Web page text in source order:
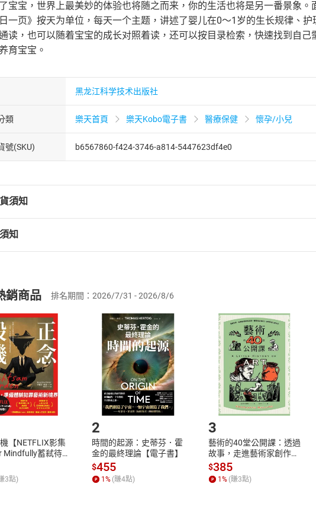
宝，世界上最美妙的体验也将随之而来，你的生活也将是另一番景象。
一页》按天为单位，每天一个主题，讲述了婴儿在0～1岁的生长规律、
读，也可以随着宝宝的成长对照着读，还可以按目录检索，快速找到自
育宝宝。
黑龙江科学技术出版社
類 樂天首頁 樂天Kobo電子書 醫療保健 懷孕/小兒
號(SKU) b6567860-f424-3746-a814-5447623df4e0
須知
貨規定：
)依消費者保護法第19條第1項後段暨通訊交易解除權合理例外情事適用
)消費者訂購本店鋪之商品即代表知悉本店鋪所銷售之商品為電子書，
已下載/存取電子書，不得請求退貨退款。
貨方式：您欲取消訂單或辦理退貨時，請登入樂天市場，並於「我的訂單
，本店鋪將依您的申請進行審核，待審核通過後將為您辦理退款事宜。
注意，樂天市場須以整筆訂單為單位進行取消/退貨，恕無法以單支商品取
知
挑選商品
Choose
放入購物車
Shopping cart
登入帳號
Login
書後，如何開始使用？
Step1.選擇閱讀載具 Step2.登入
銷商品 排名期間：2026/7/31 - 2026/8/6
【NETFLIX影集
Mindfully蓄弒待
子書】
3點)
2
時間的起源：史蒂芬．霍
金的最終理論【電子書】
$455
1 % (賺4點)
3
藝術的40堂公開課：透過
故事，走進藝術家創作現
場，看藝術如何誕生、如
何形塑人類生活【電子
書】
$385
1 % (賺3點)